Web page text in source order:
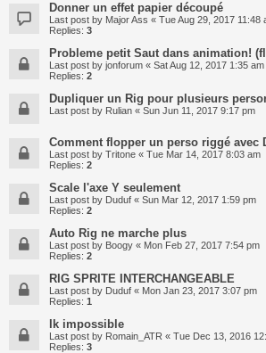
Donner un effet papier découpé
Last post by Major Ass « Tue Aug 29, 2017 11:48
Replies: 3
Probleme petit Saut dans animation!
Last post by jonforum « Sat Aug 12, 2017 1:35 am
Replies: 2
Dupliquer un Rig pour plusieurs
Last post by Rulian « Sun Jun 11, 2017 9:17 pm
Comment flopper un perso riggé avec
Last post by Tritone « Tue Mar 14, 2017 8:03 am
Replies: 2
Scale l'axe Y seulement
Last post by Duduf « Sun Mar 12, 2017 1:59 pm
Replies: 2
Auto Rig ne marche plus
Last post by Boogy « Mon Feb 27, 2017 7:54 pm
Replies: 2
RIG SPRITE INTERCHANGEABLE
Last post by Duduf « Mon Jan 23, 2017 3:07 pm
Replies: 1
Ik impossible
Last post by Romain_ATR « Tue Dec 13, 2016
Replies: 3